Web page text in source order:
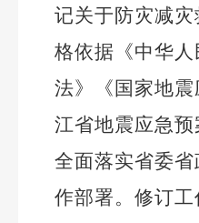
记关于防灾减
格依据《中华
法》《国家地
江省地震应急预
全面落实省委
作部署。修订工